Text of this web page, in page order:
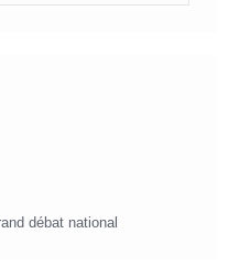
débat national